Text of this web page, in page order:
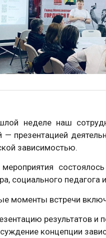
неделе наш
— презентацией
зависимостью.
социального педагога
моменты встречи
результатов и
концепции